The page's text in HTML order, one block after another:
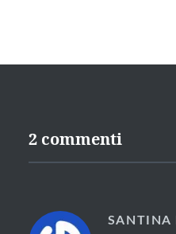
2 commenti
SANTINA